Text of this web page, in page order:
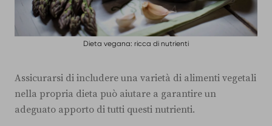
Dieta vegana: ricca di nutrienti
Assicurarsi di includere una varietà di alimenti vegetali
nella propria dieta può aiutare a garantire un
adeguato apporto di tutti questi nutrienti.